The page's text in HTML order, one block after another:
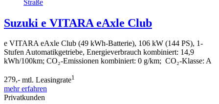
Suzuki e VITARA eAxle Club
e VITARA eAxle Club (49 kWh-Batterie), 106 kW (144 PS), 1-
Stufen Automatikgetriebe, Energieverbrauch kombiniert: 14,9
kWh/100km; CO₂-Emissionen kombiniert: 0 g/km; CO₂-Klasse: A
279,- mtl. Leasingrate1
mehr erfahren
Privatkunden